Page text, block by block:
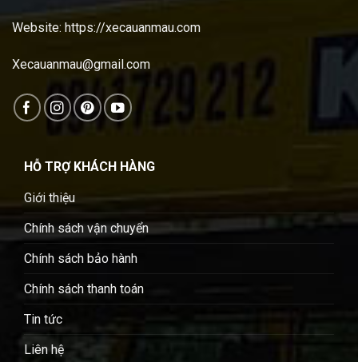
Website: https://xecauanmau.com
Xecauanmau@gmail.com
HỖ TRỢ KHÁCH HÀNG
Giới thiệu
Chính sách vận chuyển
Chính sách bảo hành
Chính sách thanh toán
Tin tức
Liên hệ